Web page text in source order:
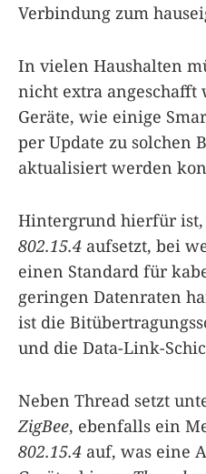
Verbindung zum
In vielen Haushalten
nicht extra angeschafft
Geräte, wie einige
per Update zu solchen
aktualisiert werden
Hintergrund hierfür ist,
802.15.4 aufsetzt, bei
einen Standard für
geringen Datenraten
ist die
und die Data-Link-
Neben Thread setzt
ZigBee, ebenfalls ein
802.15.4 auf, was eine